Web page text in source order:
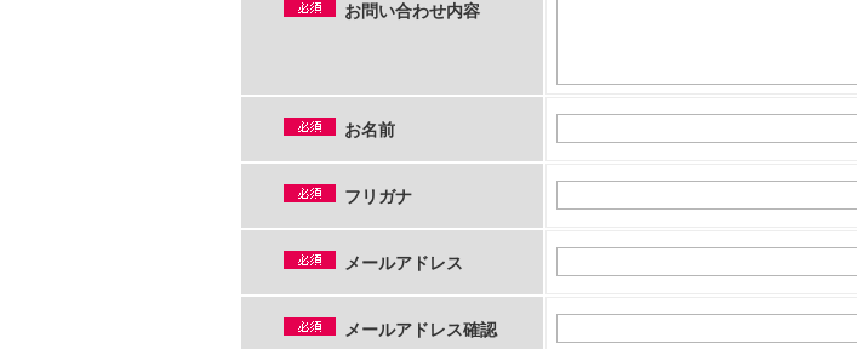
お問い合わせ内容
お名前
フリガナ
メールアドレス
メールアドレス確認